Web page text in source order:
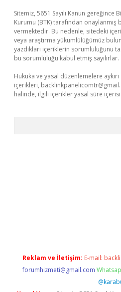
Sitemiz, 5651 Sayılı Kanun
Kurumu (BTK) tarafından onaylanmış
vermektedir. Bu nedenle, sitedeki
veya araştırma yükümlülüğümüz
yazdıkları içeriklerin sorumluluğunu
bu sorumluluğu kabul etmiş sayılırlar.
Hukuka ve yasal düzenlemelere
içerikleri,
halinde, ilgili içerikler yasal süre
Reklam ve İletişim: E-mail:
forumhizmeti@gmail.com